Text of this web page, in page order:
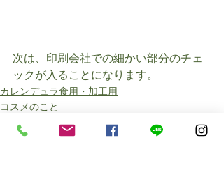
次は、印刷会社での細かい部分のチェ
ックが入ることになります。
カレンデュラ食用・加工用
コスメのこと